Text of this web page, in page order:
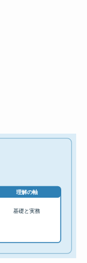
理解の軸
基礎と実務